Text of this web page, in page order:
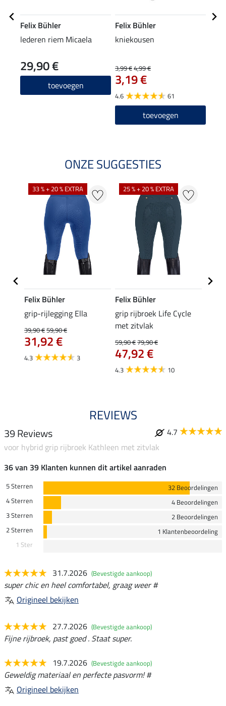
Felix Bühler
lederen riem Micaela
29,90 €
toevoegen
Felix Bühler
kniekousen
3,99 €4,99 €
3,19 €
4.6 61
toevoegen
ONZE SUGGESTIES
33 % + 20 % EXTRA
Felix Bühler
grip-rijlegging Ella
39,90 €59,90 €
31,92 €
4.3 3
25 % + 20 % EXTRA
Felix Bühler
grip rijbroek Life Cycle
met zitvlak
59,90 €79,90 €
47,92 €
4.3 10
REVIEWS
39 Reviews
4.7
voor hybrid grip rijbroek Kathleen met zitvlak
36 van 39 Klanten kunnen dit artikel aanraden
5 Sterren
32 Beoordelingen
4 Sterren
4 Beoordelingen
3 Sterren
2 Beoordelingen
2 Sterren
1 Klantenbeoordeling
1 Ster
31.7.2026 (Bevestigde aankoop)
super chic en heel comfortabel, graag weer #
Origineel bekijken
27.7.2026 (Bevestigde aankoop)
Fijne rijbroek, past goed . Staat super.
19.7.2026 (Bevestigde aankoop)
Geweldig materiaal en perfecte pasvorm! #
Origineel bekijken